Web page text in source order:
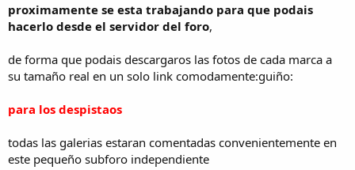
proximamente se esta trabajando para que podais
hacerlo desde el servidor del foro,
de forma que podais descargaros las fotos de cada marca a
su tamaño real en un solo link comodamente:guiño:
para los despistaos
todas las galerias estaran comentadas convenientemente en
este pequeño subforo independiente